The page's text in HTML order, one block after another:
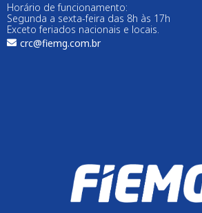
Horário de funcionamento:
Segunda a sexta-feira das 8h às 17h
Exceto feriados nacionais e locais.
crc@fiemg.com.br